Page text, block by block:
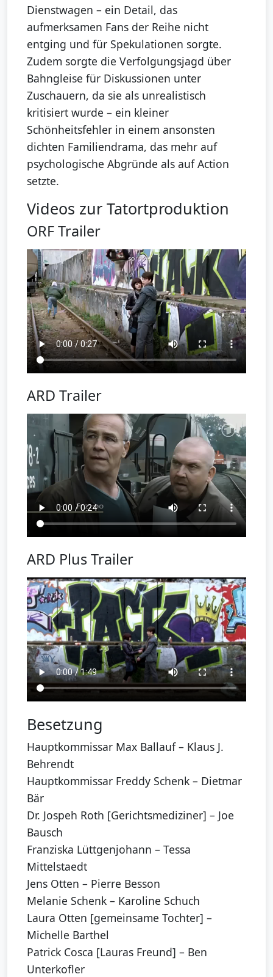
Dienstwagen – ein Detail, das
aufmerksamen Fans der Reihe nicht
entging und für Spekulationen sorgte.
Zudem sorgte die Verfolgungsjagd über
Bahngleise für Diskussionen unter
Zuschauern, da sie als unrealistisch
kritisiert wurde – ein kleiner
Schönheitsfehler in einem ansonsten
dichten Familiendrama, das mehr auf
psychologische Abgründe als auf Action
setzte.
Videos zur Tatortproduktion
ORF Trailer
ARD Trailer
ARD Plus Trailer
Besetzung
Hauptkommissar Max Ballauf – Klaus J.
Behrendt
Hauptkommissar Freddy Schenk – Dietmar
Bär
Dr. Jospeh Roth [Gerichtsmediziner] – Joe
Bausch
Franziska Lüttgenjohann – Tessa
Mittelstaedt
Jens Otten – Pierre Besson
Melanie Schenk – Karoline Schuch
Laura Otten [gemeinsame Tochter] –
Michelle Barthel
Patrick Cosca [Lauras Freund] – Ben
Unterkofler